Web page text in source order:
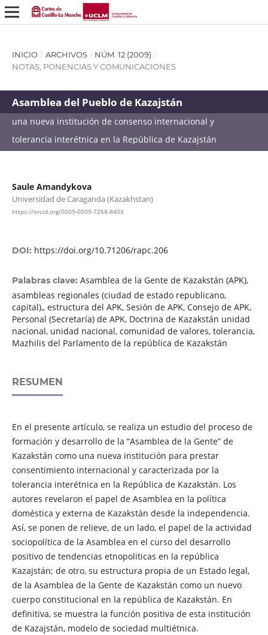
INICIO / ARCHIVOS / NÚM. 12 (2009) /
NOTAS, PONENCIAS Y COMUNICACIONES
Asamblea del Pueblo de Kazajstán
una nueva institución de consenso internacional y
tolerancia interétnica en la República de Kazajstán
Saule Amandykova
Universidad de Caraganda (Kazakhstan)
https://orcid.org/0009-0009-7268-840X
DOI: https://doi.org/10.71206/rapc.206
Palabras clave: Asamblea de la Gente de Kazakstán (APK),
asambleas regionales (ciudad de estado republicano,
capital),, estructura del APK, Sesión de APK, Consejo de APK,
Personal (Secretaría) de APK, Doctrina de Kazakstán unidad
nacional, unidad nacional, comunidad de valores, tolerancia,
Mazhilis del Parlamento de la república de Kazakstán
RESUMEN
En el presente artículo, se realiza un estudio del proceso de
formación y desarrollo de la “Asamblea de la Gente” de
Kazakstán como una nueva institución para prestar
consentimiento internacional y caracterizada por la
tolerancia interétnica en la República de Kazakstán. Los
autores revelaron el papel de Asamblea en la política
doméstica y externa de Kazakstán desde la independencia.
Así, se ponen de relieve, de un lado, el papel de la actividad
sociopolítica de la Asamblea en el curso del desarrollo
positivo de tendencias etnopoliticas en la república
Kazajstán; de otro, su estructura propia de un Estado legal,
de la Asamblea de la Gente de Kazakstán como un nuevo
cuerpo constitucional en la república de Kazakstán. En
definitiva, se muestra la función positiva de esta institución
de Kazajstán, modelo de sociedad multiétnica.